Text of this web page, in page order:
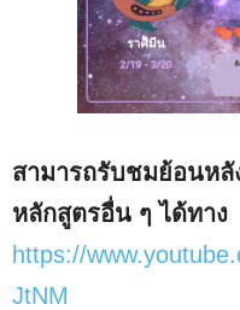
สามารถรับชมย้อนหลั
หลักสูตรอื่น ๆ ได้ทาง
https://
JtNM